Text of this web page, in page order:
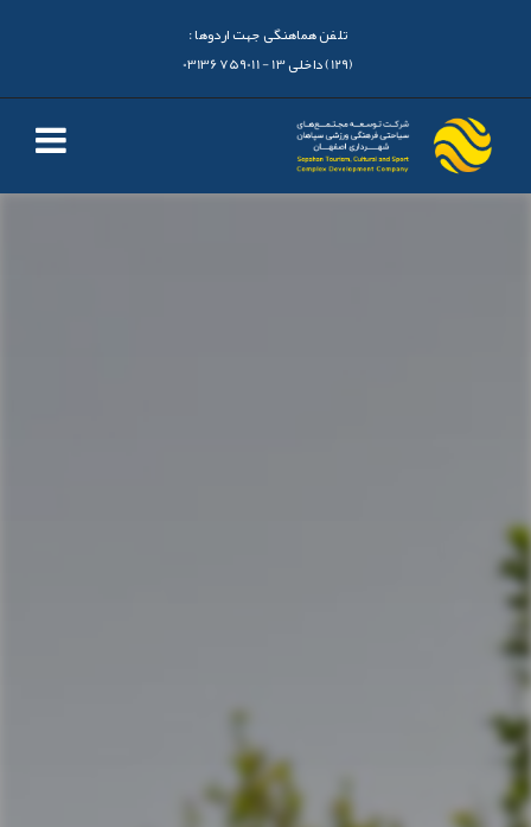
تلفن هماهنگی جهت اردوها :